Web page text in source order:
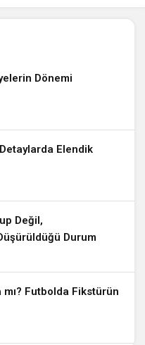
Dönemi
Elendik
Değil,
Durum
mı? Futbolda Fikstürün